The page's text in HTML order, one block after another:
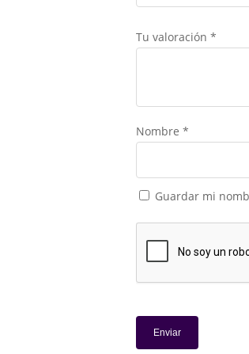
Tu valoración *
Nombre *
Guardar mi